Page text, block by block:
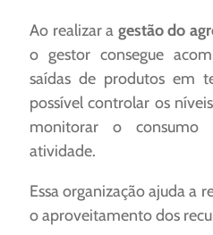
Ao realizar a gestão do
o gestor consegue
saídas de produtos em
possível controlar os
monitorar o consumo
atividade.
Essa organização ajuda a
o aproveitamento dos